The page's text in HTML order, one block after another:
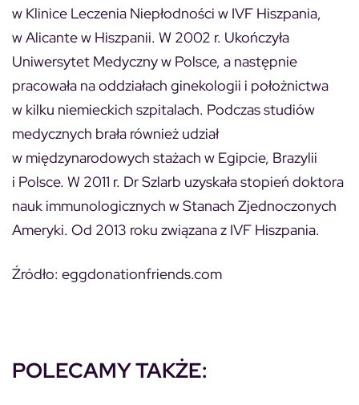
w Klinice Leczenia Niepłodności w IVF Hiszpania,
w Alicante w Hiszpanii. W 2002 r. Ukończyła
Uniwersytet Medyczny w Polsce, a następnie
pracowała na oddziałach ginekologii i położnictwa
w kilku niemieckich szpitalach. Podczas studiów
medycznych brała również udział
w międzynarodowych stażach w Egipcie, Brazylii
i Polsce. W 2011 r. Dr Szlarb uzyskała stopień doktora
nauk immunologicznych w Stanach Zjednoczonych
Ameryki. Od 2013 roku związana z IVF Hiszpania.
Źródło: eggdonationfriends.com
POLECAMY TAKŻE: